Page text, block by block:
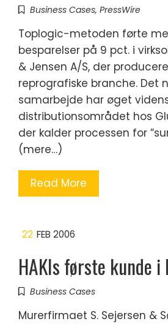
Business Cases, PressWire
Toplogic-metoden førte
besparelser på 9 pct. i
& Jensen A/S, der
reprografiske branche. Det
samarbejde har øget
distributionsområdet hos
der kalder processen for
(mere…)
Read More
22 FEB 2006
HAKIs første kunde i
Business Cases
Murerfirmaet S. Sejersen &